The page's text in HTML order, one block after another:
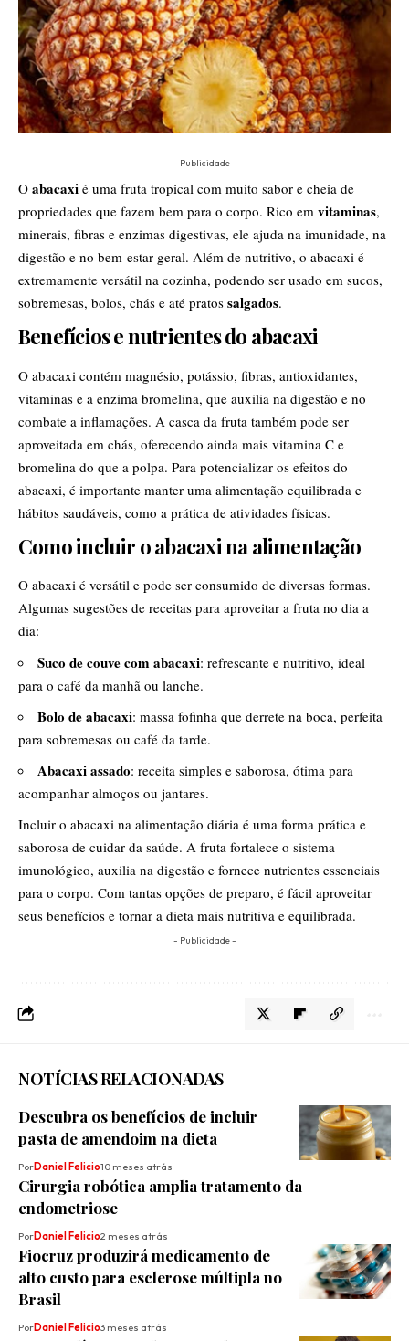
- Publicidade -
O abacaxi é uma fruta tropical com muito sabor e cheia de
propriedades que fazem bem para o corpo. Rico em vitaminas,
minerais, fibras e enzimas digestivas, ele ajuda na imunidade, na
digestão e no bem-estar geral. Além de nutritivo, o abacaxi é
extremamente versátil na cozinha, podendo ser usado em sucos,
sobremesas, bolos, chás e até pratos salgados.
Benefícios e nutrientes do abacaxi
O abacaxi contém magnésio, potássio, fibras, antioxidantes,
vitaminas e a enzima bromelina, que auxilia na digestão e no
combate a inflamações. A casca da fruta também pode ser
aproveitada em chás, oferecendo ainda mais vitamina C e
bromelina do que a polpa. Para potencializar os efeitos do
abacaxi, é importante manter uma alimentação equilibrada e
hábitos saudáveis, como a prática de atividades físicas.
Como incluir o abacaxi na alimentação
O abacaxi é versátil e pode ser consumido de diversas formas.
Algumas sugestões de receitas para aproveitar a fruta no dia a
dia:
Suco de couve com abacaxi: refrescante e nutritivo, ideal
para o café da manhã ou lanche.
Bolo de abacaxi: massa fofinha que derrete na boca, perfeita
para sobremesas ou café da tarde.
Abacaxi assado: receita simples e saborosa, ótima para
acompanhar almoços ou jantares.
Incluir o abacaxi na alimentação diária é uma forma prática e
saborosa de cuidar da saúde. A fruta fortalece o sistema
imunológico, auxilia na digestão e fornece nutrientes essenciais
para o corpo. Com tantas opções de preparo, é fácil aproveitar
seus benefícios e tornar a dieta mais nutritiva e equilibrada.
- Publicidade -
NOTÍCIAS RELACIONADAS
Descubra os benefícios de incluir
pasta de amendoim na dieta
PorDaniel Felicio10 meses atrás
Cirurgia robótica amplia tratamento da
endometriose
PorDaniel Felicio2 meses atrás
Fiocruz produzirá medicamento de
alto custo para esclerose múltipla no
Brasil
PorDaniel Felicio3 meses atrás